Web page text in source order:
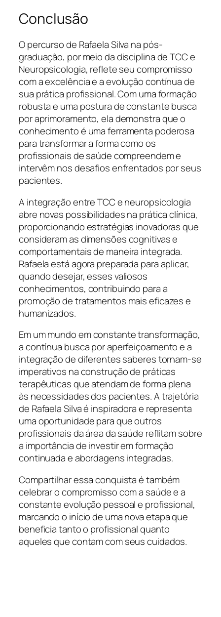
Conclusão
O percurso de Rafaela Silva na pós-
graduação, por meio da disciplina de TCC e
Neuropsicologia, reflete seu compromisso
com a excelência e a evolução contínua de
sua prática profissional. Com uma formação
robusta e uma postura de constante busca
por aprimoramento, ela demonstra que o
conhecimento é uma ferramenta poderosa
para transformar a forma como os
profissionais de saúde compreendem e
intervêm nos desafios enfrentados por seus
pacientes.
A integração entre TCC e neuropsicologia
abre novas possibilidades na prática clínica,
proporcionando estratégias inovadoras que
consideram as dimensões cognitivas e
comportamentais de maneira integrada.
Rafaela está agora preparada para aplicar,
quando desejar, esses valiosos
conhecimentos, contribuindo para a
promoção de tratamentos mais eficazes e
humanizados.
Em um mundo em constante transformação,
a contínua busca por aperfeiçoamento e a
integração de diferentes saberes tornam-se
imperativos na construção de práticas
terapêuticas que atendam de forma plena
às necessidades dos pacientes. A trajetória
de Rafaela Silva é inspiradora e representa
uma oportunidade para que outros
profissionais da área da saúde reflitam sobre
a importância de investir em formação
continuada e abordagens integradas.
Compartilhar essa conquista é também
celebrar o compromisso com a saúde e a
constante evolução pessoal e profissional,
marcando o início de uma nova etapa que
beneficia tanto o profissional quanto
aqueles que contam com seus cuidados.